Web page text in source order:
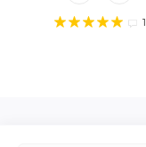
1